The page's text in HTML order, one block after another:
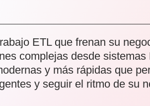
ETL que frenan su
complejas desde sistemas
y más rápidas que
y seguir el ritmo de su